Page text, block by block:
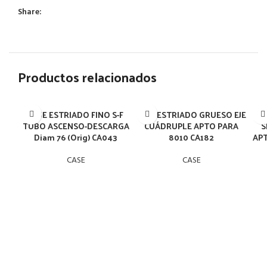
Share:
Productos relacionados
BUJE ESTRIADO FINO S-F
TUBO ASCENSO-DESCARGA
Diam 76 (Orig) CA043
CASE
BUJE ESTRIADO GRUESO EJE
CUÁDRUPLE APTO PARA
8010 CA182
CASE